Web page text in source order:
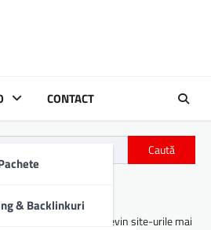
& Backlinkuri
CONTACT
Caută
digitali cu AI: cum devin site-urile mai